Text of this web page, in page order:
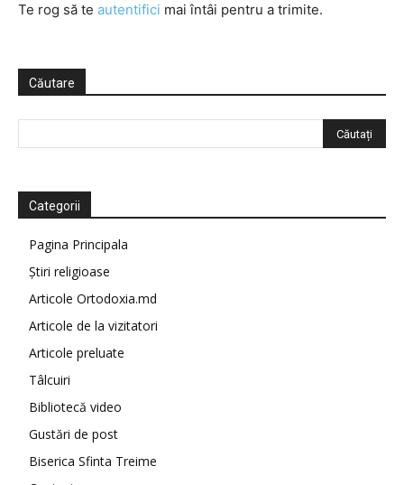
Te rog să te autentifici mai întâi pentru a trimite.
Căutare
Categorii
Pagina Principala
Știri religioase
Articole Ortodoxia.md
Articole de la vizitatori
Articole preluate
Tâlcuiri
Bibliotecă video
Gustări de post
Biserica Sfinta Treime